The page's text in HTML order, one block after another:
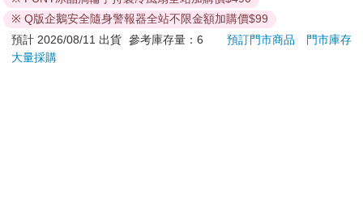
事應該很簡單。他所要做的只不過是將多年來在他的腦海中反覆
出現的冗長而煩躁不安的獨白寫下來。但是，此刻連他內心的獨
白都枯竭了。而且，他的靜脈曲張性潰瘍開始癢得無法忍受。他
不敢去撓，因為只要他一撓總是會發炎。時間一分一秒地過去。
預購限定 加入購物車